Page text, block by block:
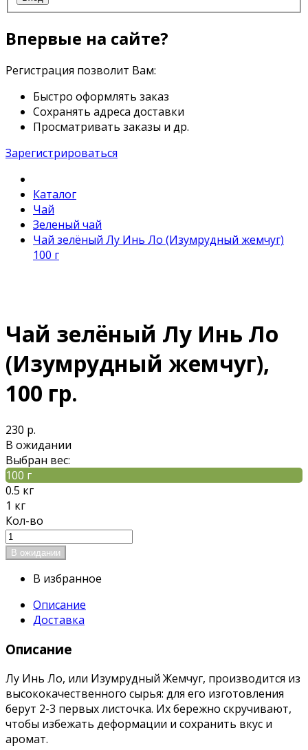
Впервые на сайте?
Регистрация позволит Вам:
Быстро оформлять заказ
Сохранять адреса доставки
Просматривать заказы и др.
Зарегистрироваться
Каталог
Чай
Зеленый чай
Чай зелёный Лу Инь Ло (Изумрудный жемчуг)
100 г
Чай зелёный Лу Инь Ло
(Изумрудный жемчуг),
100 гр.
230 р.
В ожидании
Выбран вес:
100 г
0.5 кг
1 кг
Кол-во
В избранное
Описание
Доставка
Описание
Лу Инь Ло, или Изумрудный Жемчуг, производится из
высококачественного сырья: для его изготовления
берут 2-3 первых листочка. Их бережно скручивают,
чтобы избежать деформации и сохранить вкус и
аромат.